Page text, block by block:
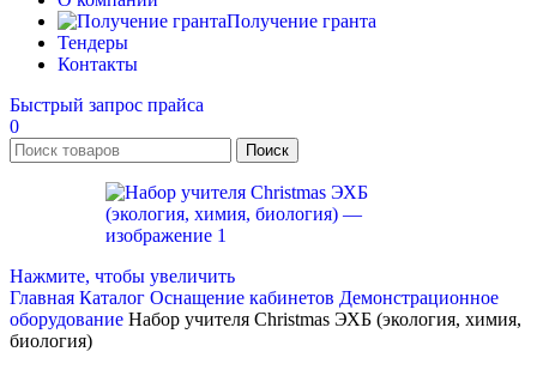
Получение гранта
Тендеры
Контакты
Быстрый запрос прайса
0
Поиск
Нажмите, чтобы увеличить
Главная Каталог Оснащение кабинетов Демонстрационное
оборудование Набор учителя Christmas ЭХБ (экология, химия,
биология)